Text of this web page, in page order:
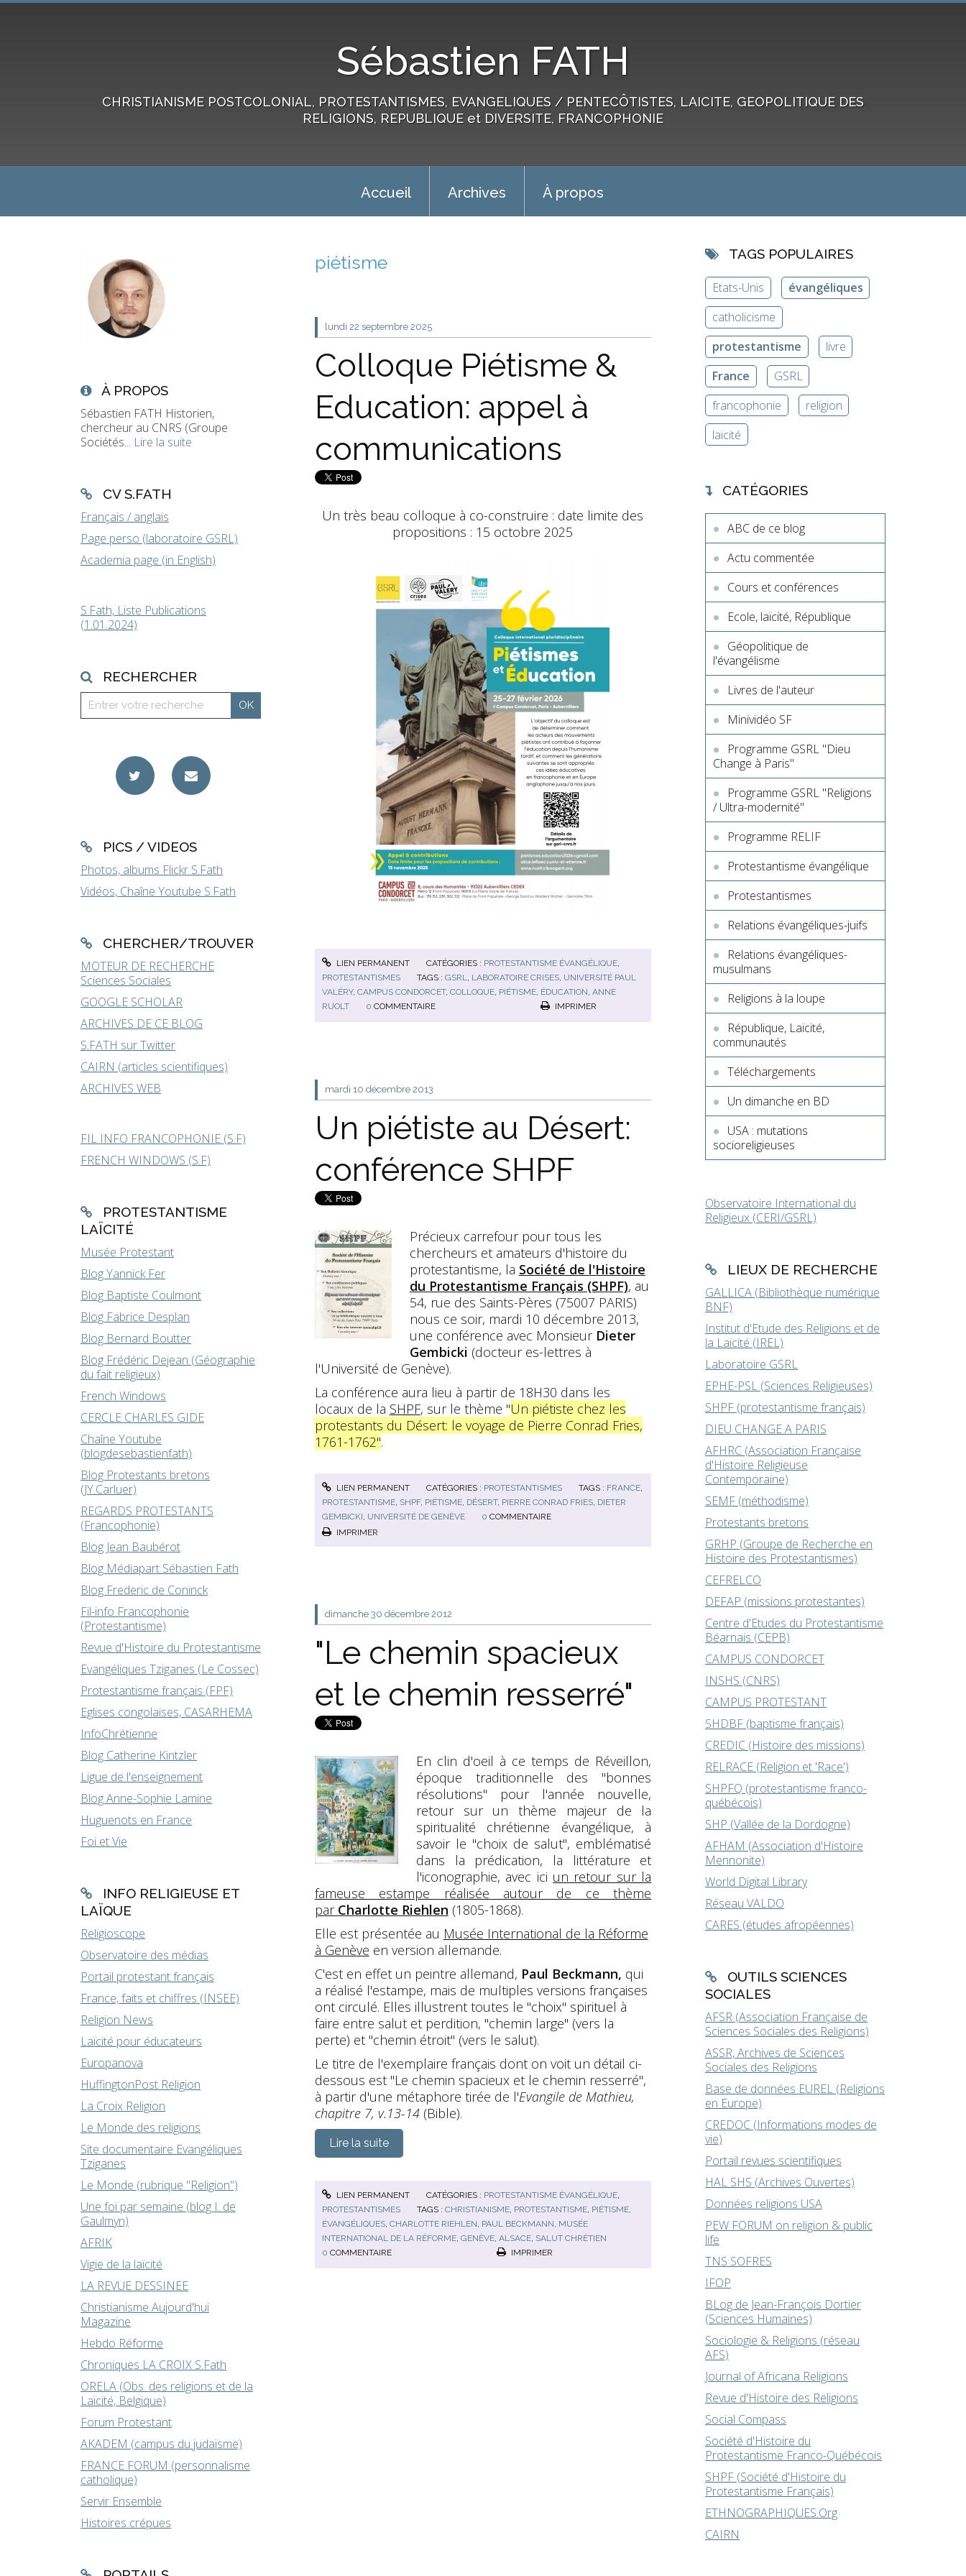
Sébastien FATH
CHRISTIANISME POSTCOLONIAL, PROTESTANTISMES, EVANGELIQUES / PENTECÔTISTES, LAICITE, GEOPOLITIQUE DES
RELIGIONS, REPUBLIQUE et DIVERSITE, FRANCOPHONIE
Accueil Archives À propos
À PROPOS
Sébastien FATH Historien,
chercheur au CNRS (Groupe
Sociétés... Lire la suite
CV S.FATH
Français / anglais
Page perso (laboratoire GSRL)
Academia page (in English)
S.Fath, Liste Publications
(1.01.2024)
RECHERCHER
PICS / VIDEOS
Photos, albums Flickr S.Fath
Vidéos, Chaîne Youtube S.Fath
CHERCHER/TROUVER
MOTEUR DE RECHERCHE
Sciences Sociales
GOOGLE SCHOLAR
ARCHIVES DE CE BLOG
S.FATH sur Twitter
CAIRN (articles scientifiques)
ARCHIVES WEB
FIL INFO FRANCOPHONIE (S.F)
FRENCH WINDOWS (S.F)
PROTESTANTISME
LAÏCITÉ
Musée Protestant
Blog Yannick Fer
Blog Baptiste Coulmont
Blog Fabrice Desplan
Blog Bernard Boutter
Blog Frédéric Dejean (Géographie
du fait religieux)
French Windows
CERCLE CHARLES GIDE
Chaîne Youtube
(blogdesebastienfath)
Blog Protestants bretons
(JY.Carluer)
REGARDS PROTESTANTS
(Francophonie)
Blog Jean Baubérot
Blog Médiapart Sébastien Fath
Blog Frederic de Coninck
Fil-info Francophonie
(Protestantisme)
Revue d'Histoire du Protestantisme
Evangéliques Tziganes (Le Cossec)
Protestantisme français (FPF)
Eglises congolaises, CASARHEMA
InfoChrétienne
Blog Catherine Kintzler
Ligue de l'enseignement
Blog Anne-Sophie Lamine
Huguenots en France
Foi et Vie
INFO RELIGIEUSE ET
LAÏQUE
Religioscope
Observatoire des médias
Portail protestant français
France, faits et chiffres (INSEE)
Religion News
Laïcité pour éducateurs
Europanova
HuffingtonPost Religion
La Croix Religion
Le Monde des religions
Site documentaire Evangéliques
Tziganes
Le Monde (rubrique "Religion")
Une foi par semaine (blog I. de
Gaulmyn)
AFRIK
Vigie de la laïcité
LA REVUE DESSINEE
Christianisme Aujourd'hui
Magazine
Hebdo Réforme
Chroniques LA CROIX S.Fath
ORELA (Obs. des religions et de la
Laïcité, Belgique)
Forum Protestant
AKADEM (campus du judaïsme)
FRANCE FORUM (personnalisme
catholique)
Servir Ensemble
Histoires crépues
piétisme
lundi 22 septembre 2025
Colloque Piétisme &
Education: appel à
communications
Un très beau colloque à co-construire : date limite des
propositions : 15 octobre 2025
LIEN PERMANENT CATÉGORIES : PROTESTANTISME ÉVANGÉLIQUE
PROTESTANTISMES
TAGS : GSRL LABORATOIRE CRISES, UNIVERSITÉ PAUL
VALÉRY, CAMPUS CONDORCET, COLLOQUE, PIÉTISME, ÉDUCATION ANNE
RUOLT
0 COMMENTAIRE IMPRIMER
mardi 10 décembre 2013
Un piétiste au Désert:
conférence SHPF
Précieux carrefour pour tous les
chercheurs et amateurs d'histoire du
protestantisme, la Société de l'Histoire
du Protestantisme Français (SHPF), au
54, rue des Saints-Pères (75007 PARIS)
nous ce soir, mardi 10 décembre 2013,
une conférence avec Monsieur Dieter
Gembicki (docteur es-lettres à
l'Université de Genève).
La conférence aura lieu à partir de 18H30 dans les
locaux de la SHPF, sur le thème "Un piétiste chez les
protestants du Désert: le voyage de Pierre Conrad Fries,
1761-1762".
LIEN PERMANENT CATÉGORIES : PROTESTANTISMES TAGS : FRANCE,
PROTESTANTISME, SHPF, PIÉTISME, DÉSERT, PIERRE CONRAD FRIES, DIETER
GEMBICKI, UNIVERSITÉ DE GENÈVE 0 COMMENTAIRE
IMPRIMER
dimanche 30 décembre 2012
"Le chemin spacieux
et le chemin resserré"
En clin d'oeil à ce temps de Réveillon,
époque traditionnelle des "bonnes
résolutions" pour l'année nouvelle,
retour sur un thème majeur de la
spiritualité chrétienne évangélique, à
savoir le "choix de salut", emblématisé
dans la prédication, la littérature et
l'iconographie, avec ici un retour sur la
fameuse estampe réalisée autour de ce thème
par Charlotte Riehlen (1805-1868).
Elle est présentée au Musée International de la Réforme
à Genève en version allemande.
C'est en effet un peintre allemand, Paul Beckmann, qui
a réalisé l'estampe, mais de multiples versions françaises
ont circulé. Elles illustrent toutes le "choix" spirituel à
faire entre salut et perdition, "chemin large" (vers la
perte) et "chemin étroit" (vers le salut).
Le titre de l'exemplaire français dont on voit un détail ci-
dessous est "Le chemin spacieux et le chemin resserré",
à partir d'une métaphore tirée de l'Evangile de Mathieu,
chapitre 7, v.13-14(Bible).
Lire la suite
LIEN PERMANENT CATÉGORIES : PROTESTANTISME ÉVANGÉLIQUE
PROTESTANTISMES
TAGS : CHRISTIANISME, PROTESTANTISME, PIÉTISME,
ÉVANGÉLIQUES, CHARLOTTE RIEHLEN PAUL BECKMANN MUSÉE
INTERNATIONAL DE LA RÉFORME, GENÈVE, ALSACE, SALUT CHRÉTIEN
0 COMMENTAIRE IMPRIMER
TAGS POPULAIRES
Etats-Unis
évangéliques
catholicisme
protestantisme
livre
France
GSRL
francophonie
religion
laïcité
CATÉGORIES
ABC de ce blog
Actu commentée
Cours et conférences
Ecole, laïcité, République
Géopolitique de
l'évangélisme
Livres de l'auteur
Minividéo SF
Programme GSRL "Dieu
Change à Paris"
Programme GSRL "Religions
/ Ultra-modernité"
Programme RELIF
Protestantisme évangélique
Protestantismes
Relations évangéliques-juifs
Relations évangéliques-
musulmans
Religions à la loupe
République, Laïcité,
communautés
Téléchargements
Un dimanche en BD
USA : mutations
socioreligieuses
Observatoire International du
Religieux (CERI/GSRL)
LIEUX DE RECHERCHE
GALLICA (Bibliothèque numérique
BNF)
Institut d'Etude des Religions et de
la Laïcité (IREL)
Laboratoire GSRL
EPHE-PSL (Sciences Religieuses)
SHPF (protestantisme français)
DIEU CHANGE A PARIS
AFHRC (Association Française
d'Histoire Religieuse
Contemporaine)
SEMF (méthodisme)
Protestants bretons
GRHP (Groupe de Recherche en
Histoire des Protestantismes)
CEFRELCO
DEFAP (missions protestantes)
Centre d'Etudes du Protestantisme
Béarnais (CEPB)
CAMPUS CONDORCET
INSHS (CNRS)
CAMPUS PROTESTANT
SHDBF (baptisme français)
CREDIC (Histoire des missions)
RELRACE (Religion et 'Race')
SHPFQ (protestantisme franco-
québécois)
SHP (Vallée de la Dordogne)
AFHAM (Association d'Histoire
Mennonite)
World Digital Library
Réseau VALDO
CARES (études afropéennes)
OUTILS SCIENCES
SOCIALES
AFSR (Association Française de
Sciences Sociales des Religions)
ASSR, Archives de Sciences
Sociales des Religions
Base de données EUREL (Religions
en Europe)
CREDOC (Informations modes de
vie)
Portail revues scientifiques
HAL SHS (Archives Ouvertes)
Données religions USA
PEW FORUM on religion & public
life
TNS SOFRES
IFOP
BLog de Jean-François Dortier
(Sciences Humaines)
Sociologie & Religions (réseau
AFS)
Journal of Africana Religions
Revue d'Histoire des Religions
Social Compass
Société d'Histoire du
Protestantisme Franco-Québécois
SHPF (Société d'Histoire du
Protestantisme Français)
ETHNOGRAPHIQUES.Org
CAIRN